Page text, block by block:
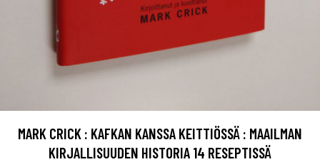
MARK CRICK : KAFKAN KANSSA KEITTIÖSSÄ : MAAILMAN
KIRJALLISUUDEN HISTORIA 14 RESEPTISSÄ